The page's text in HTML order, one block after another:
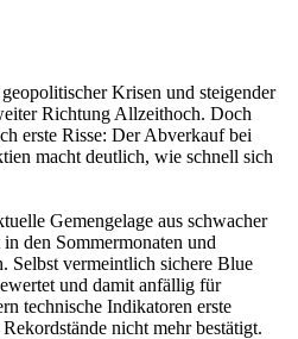
Krisen und steigender
Richtung Allzeithoch. Doch
erste Risse: Der Abverkauf bei
macht deutlich, wie schnell sich
Gemengelage aus schwacher
den Sommermonaten und
Selbst vermeintlich sichere Blue
und damit anfällig für
technische Indikatoren erste
nicht mehr bestätigt.